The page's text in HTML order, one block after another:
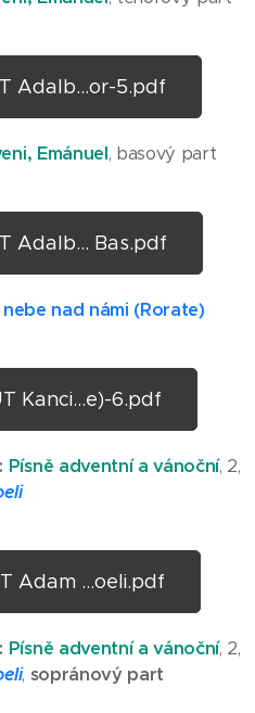
Adalb...or-5.pdf
Emánuel, basový part
Adalb... Bas.pdf
nad námi (Rorate)
Kanci...e)-6.pdf
Písně adventní a vánoční, 2,
Adam ...oeli.pdf
Písně adventní a vánoční, 2,
, sopránový part